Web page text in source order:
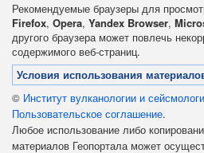
Рекомендуемые браузеры для
Firefox, Opera, Yandex Browser,
другого браузера может повлечь
содержимого веб-страниц.
Условия использования
© Институт вулканологии и
Пользовательское соглашение.
Любое использование либо
материалов Геопортала может